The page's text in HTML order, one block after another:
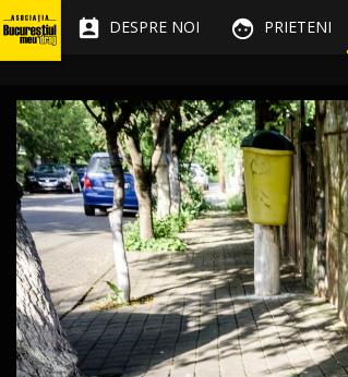
 DESPRE NOI  PRIETENI